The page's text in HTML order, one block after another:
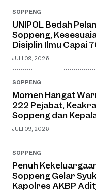
SOPPENG
UNIPOL Bedah
Soppeng,
Disiplin Ilmu Capai
JULI 09, 2026
SOPPENG
Momen Hangat
222 Pejabat,
Soppeng dan
Perhatian
JULI 09, 2026
SOPPENG
Penuh
Soppeng Gelar
Kapolres AKBP